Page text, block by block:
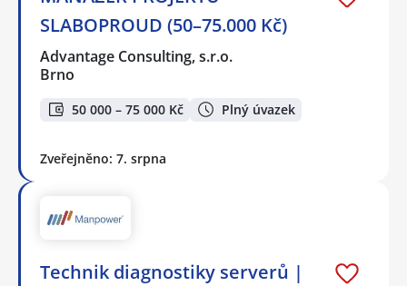
SLABOPROUD (50–75.000 Kč)
Advantage Consulting, s.r.o.
Brno
50 000 – 75 000 Kč Plný úvazek
Zveřejněno: 7. srpna
Technik diagnostiky serverů |